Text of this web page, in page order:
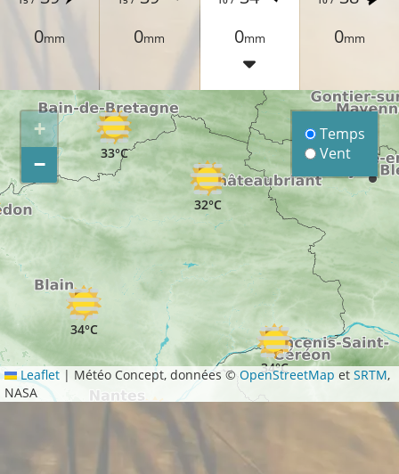
0mm
0mm
0mm
0mm
33°C
34°C
34°C
32°C
+
−
Temps
Vent
Leaflet | Météo Concept, données ©OpenStreetMap etSRTM,
NASA